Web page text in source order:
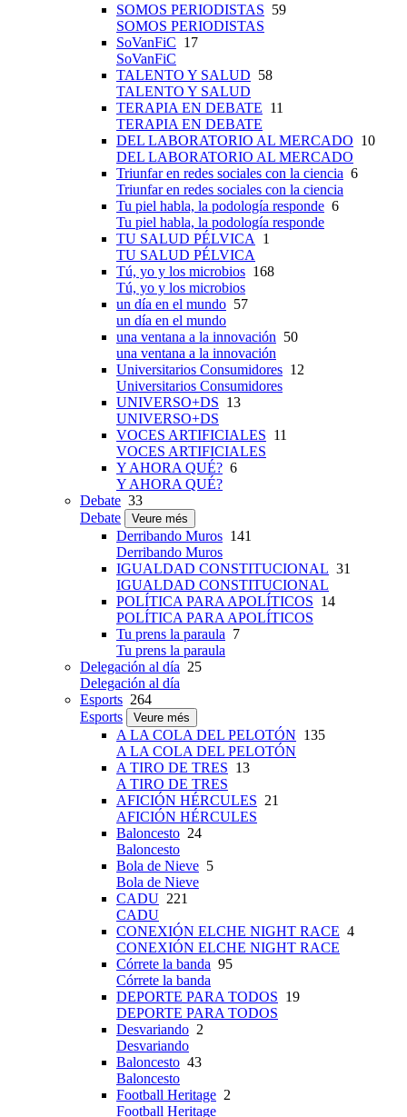
SOMOS PERIODISTAS 59
SOMOS PERIODISTAS
SoVanFiC 17
SoVanFiC
TALENTO Y SALUD 58
TALENTO Y SALUD
TERAPIA EN DEBATE 11
TERAPIA EN DEBATE
DEL LABORATORIO AL MERCADO 10
DEL LABORATORIO AL MERCADO
Triunfar en redes sociales con la ciencia 6
Triunfar en redes sociales con la ciencia
Tu piel habla, la podología responde 6
Tu piel habla, la podología responde
TU SALUD PÉLVICA
1
TU SALUD PÉLVICA
Tú, yo y los microbios 168
Tú, yo y los microbios
un día en el mundo 57
un día en el mundo
una ventana a la innovación 50
una ventana a la innovación
Universitarios Consumidores 12
Universitarios Consumidores
UNIVERSO+DS 13
UNIVERSO+DS
VOCES ARTIFICIALES 11
VOCES ARTIFICIALES
Y AHORA QUÉ? 6
Y AHORA QUÉ?
Debate 33
Debate
Veure més
Derribando Muros 141
Derribando Muros
IGUALDAD CONSTITUCIONAL 31
IGUALDAD CONSTITUCIONAL
POLÍTICA PARA APOLÍTICOS 14
POLÍTICA PARA APOLÍTICOS
Tu prens la paraula 7
Tu prens la paraula
Delegación al día 25
Delegación al día
Esports 264
Esports
Veure més
A LA COLA DEL PELOTÓN 135
A LA COLA DEL PELOTÓN
A TIRO DE TRES 13
A TIRO DE TRES
AFICIÓN HÉRCULES 21
AFICIÓN HÉRCULES
Baloncesto 24
Baloncesto
Bola de Nieve 5
Bola de Nieve
CADU 221
CADU
CONEXIÓN ELCHE NIGHT RACE 4
CONEXIÓN ELCHE NIGHT RACE
Córrete la banda 95
Córrete la banda
DEPORTE PARA TODOS 19
DEPORTE PARA TODOS
Desvariando 2
Desvariando
Baloncesto 43
Baloncesto
Football Heritage 2
Football Heritage